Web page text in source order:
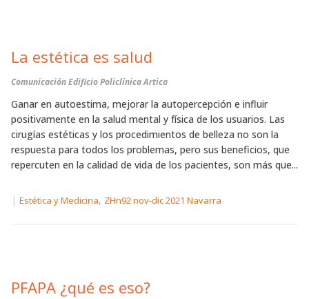
La estética es salud
Comunicación Edificio Policlínica Artica
Ganar en autoestima, mejorar la autopercepción e influir
positivamente en la salud mental y física de los usuarios. Las
cirugías estéticas y los procedimientos de belleza no son la
respuesta para todos los problemas, pero sus beneficios, que
repercuten en la calidad de vida de los pacientes, son más que...
| Estética y Medicina, ZHn92 nov-dic 2021 Navarra
PFAPA ¿qué es eso?